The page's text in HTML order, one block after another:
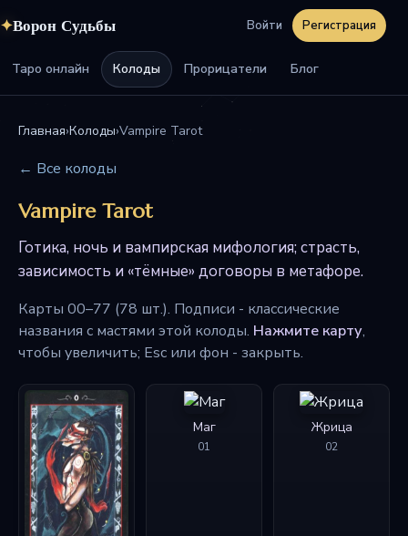
✦Ворон Судьбы
Таро онлайн Колоды Прорицатели Блог
Войти Регистрация
Главная›Колоды›Vampire Tarot
← Все колоды
Vampire Tarot
Готика, ночь и вампирская мифология; страсть,
зависимость и «тёмные» договоры в метафоре.
Карты 00–77 (78 шт.). Подписи - классические
названия с мастями этой колоды. Нажмите карту,
чтобы увеличить; Esc или фон - закрыть.
Маг
01
Жрица
02